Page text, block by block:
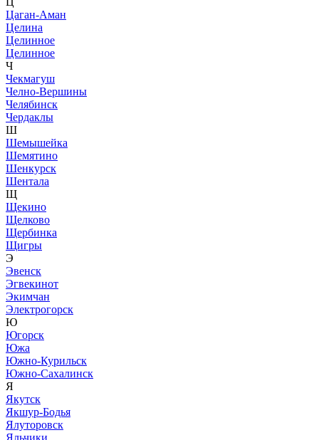
Цаган-Аман
Целина
Целинное
Целинное
Ч
Чекмагуш
Челно-Вершины
Челябинск
Чердаклы
Ш
Шемышейка
Шемятино
Шенкурск
Шентала
Щ
Щекино
Щелково
Щербинка
Щигры
Э
Эвенск
Эгвекинот
Экимчан
Электрогорск
Ю
Югорск
Южа
Южно-Курильск
Южно-Сахалинск
Я
Якутск
Якшур-Бодья
Ялуторовск
Яльчики